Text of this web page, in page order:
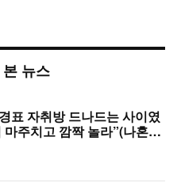
뉴스
표 자취방 드나드는 사이였
마주치고 깜짝 놀라”(나혼자